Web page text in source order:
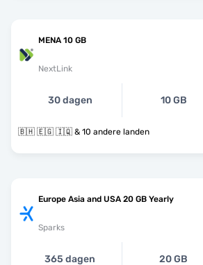
MENA 10 GB
NextLink
30 dagen 10 GB
🇧🇭 🇪🇬 🇮🇶 & 10 andere landen
Europe Asia and USA 20 GB Yearly
Sparks
365 dagen 20 GB